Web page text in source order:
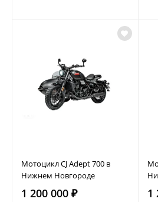
Мотоцикл CJ Adept 700 в
Нижнем Новгороде
1 200 000 ₽ 1